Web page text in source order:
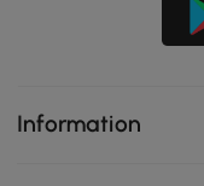
Information